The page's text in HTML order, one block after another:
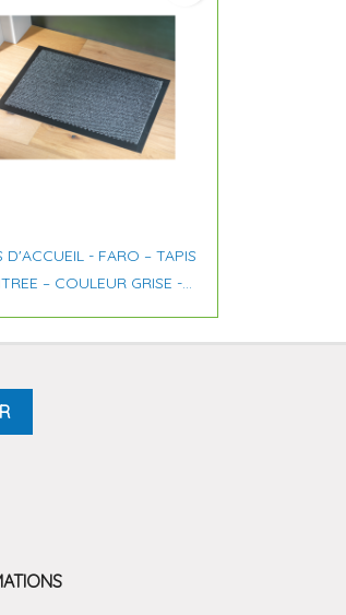
 Aperçu rapide
D'ACCUEIL - FARO – TAPIS
– COULEUR GRISE -...